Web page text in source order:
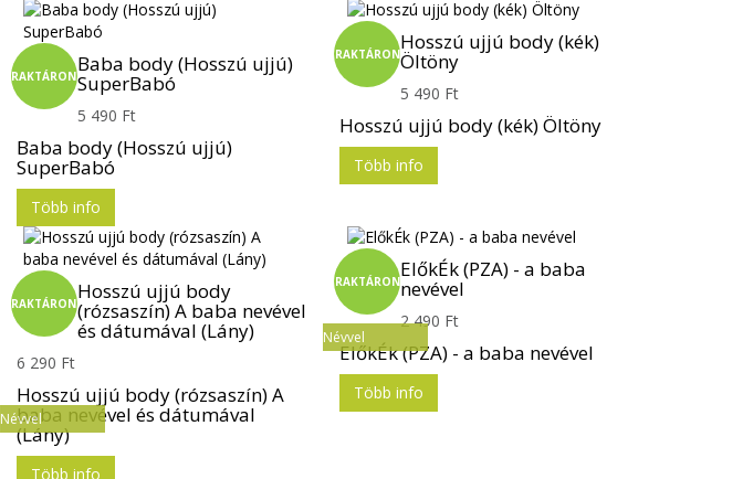
RAKTÁRONBaba body (Hosszú ujjú)
SuperBabó
5 490 Ft
Baba body (Hosszú ujjú)
SuperBabó
Több info
RAKTÁRONHosszú ujjú body (kék)
Öltöny
5 490 Ft
Hosszú ujjú body (kék) Öltöny
Több info
Névvel
RAKTÁRONHosszú ujjú body
(rózsaszín) A baba nevével
és dátumával (Lány)
6 290 Ft
Hosszú ujjú body (rózsaszín) A
baba nevével és dátumával
(Lány)
Több info
Névvel
RAKTÁRONElőkÉk (PZA) - a baba
nevével
2 490 Ft
ElőkÉk (PZA) - a baba nevével
Több info